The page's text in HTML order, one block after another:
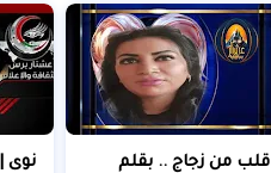
قلب من زجاج .. بقلم
نوى